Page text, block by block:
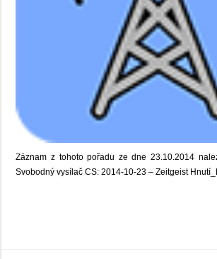
Záznam z tohoto pořadu ze dne 23.10.2014
Svobodný vysílač CS: 2014-10-23 – Zeitgeist